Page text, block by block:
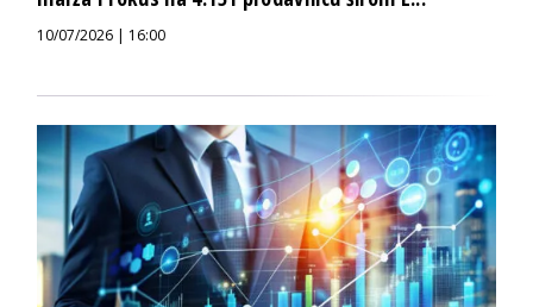
10/07/2026 | 16:00